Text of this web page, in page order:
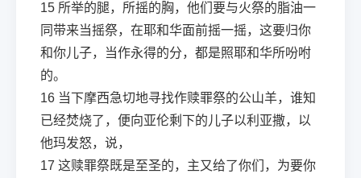
15 所举的腿，所摇的胸，他们要与火祭的脂油一
同带来当摇祭，在耶和华面前摇一摇，这要归你
和你儿子，当作永得的分，都是照耶和华所吩咐
的。
16 当下摩西急切地寻找作赎罪祭的公山羊，谁知
已经焚烧了，便向亚伦剩下的儿子以利亚撒，以
他玛发怒，说，
17 这赎罪祭既是至圣的，主又给了你们，为要你